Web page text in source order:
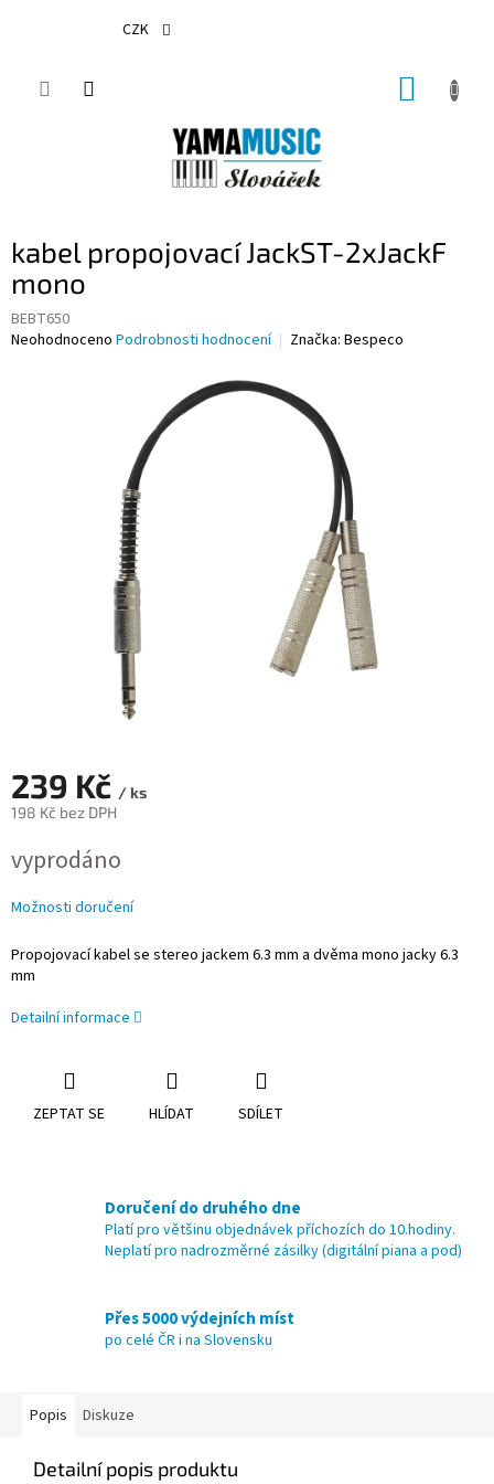
CZK
kabel propojovací JackST-2xJackF
mono
BEBT650
Průměrné
Neohodnoceno Podrobnosti hodnocení Značka: Bespeco
239 Kč / ks
198 Kč bez DPH
cena:
vyprodáno
Možnosti doručení
Propojovací kabel se stereo jackem 6.3 mm a dvěma mono jacky 6.3
mm
Detailní informace
ZEPTAT SE HLÍDAT SDÍLET
Doručení do druhého dne
Platí pro většinu objednávek příchozích do 10.hodiny.
Neplatí pro nadrozměrné zásilky (digitální piana a pod)
Přes 5000 výdejních míst
po celé ČR i na Slovensku
Popis Diskuze
Detailní popis produktu